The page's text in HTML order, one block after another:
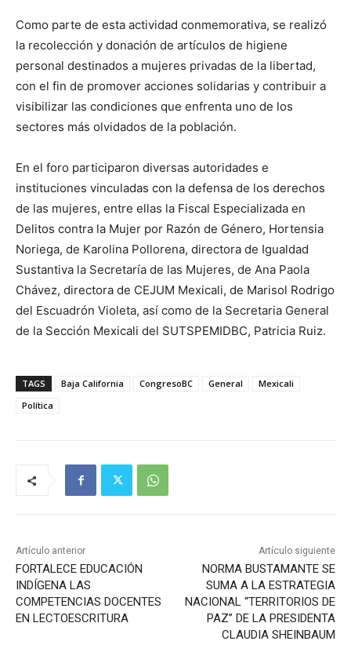
Como parte de esta actividad conmemorativa, se realizó
la recolección y donación de artículos de higiene
personal destinados a mujeres privadas de la libertad,
con el fin de promover acciones solidarias y contribuir a
visibilizar las condiciones que enfrenta uno de los
sectores más olvidados de la población.
En el foro participaron diversas autoridades e
instituciones vinculadas con la defensa de los derechos
de las mujeres, entre ellas la Fiscal Especializada en
Delitos contra la Mujer por Razón de Género, Hortensia
Noriega, de Karolina Pollorena, directora de Igualdad
Sustantiva la Secretaría de las Mujeres, de Ana Paola
Chávez, directora de CEJUM Mexicali, de Marisol Rodrigo
del Escuadrón Violeta, así como de la Secretaria General
de la Sección Mexicali del SUTSPEMIDBC, Patricia Ruiz.
TAGS Baja California CongresoBC General
Mexicali
Política
Artículo anterior
FORTALECE EDUCACIÓN
INDÍGENA LAS
COMPETENCIAS DOCENTES
EN LECTOESCRITURA
Artículo siguiente
NORMA BUSTAMANTE SE
SUMA A LA ESTRATEGIA
NACIONAL “TERRITORIOS DE
PAZ” DE LA PRESIDENTA
CLAUDIA SHEINBAUM